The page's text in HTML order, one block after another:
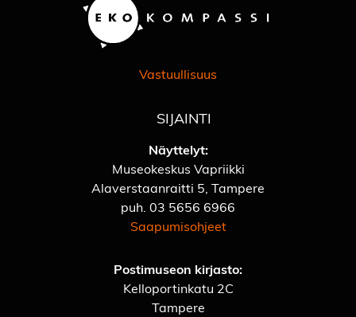
Vastuullisuus
SIJAINTI
Näyttelyt:
Museokeskus Vapriikki
Alaverstaanraitti 5, Tampere
puh. 03 5656 6966
Saapumisohjeet
Postimuseon kirjasto:
Kelloportinkatu 2C
Tampere